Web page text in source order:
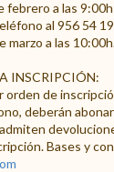
febrero a las
al 956 54
marzo a las
INSCRIPCIÓN:
orden de
deberán
Bases y